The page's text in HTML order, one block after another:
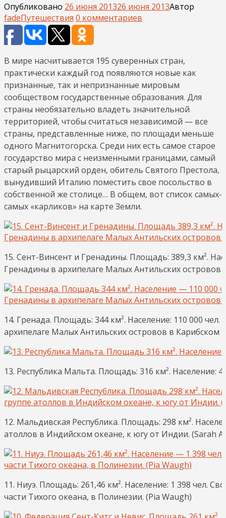
Опубликовано 26 июня 201326 июня 2013Автор
fadeПутешествия 0 комментариев
В мире насчитывается 195 суверенных стран,
практически каждый год появляются новые как
признанные, так и непризнанные мировым
сообществом государственные образования. Для
страны необязательно владеть значительной
территорией, чтобы считаться независимой — все
страны, представленные ниже, по площади меньше
одного Магнитогорска. Среди них есть самое старое
государство мира с неизменными границами, самый
старый рыцарский орден, обитель Святого Престола,
вынудивший Италию поместить свое посольство в
собственной же столице… В общем, вот список самых-
самых «карликов» на карте Земли.
15. Сент-Винсент и Гренадины. Площадь: 389,3 км².
Гренадины в архипелаге Малых Антильских
14. Гренада. Площадь: 344 км². Население: 110 000
архипелаге Малых Антильских островов в Карибском
13. Республика Мальта. Площадь: 316 км². Население:
12. Мальдивская Республика. Площадь: 298 км².
атоллов в Индийском океане, к югу от Индии. (Sarah
11. Ниуэ. Площадь: 261,46 км². Население: 1 398 чел.
части Тихого океана, в Полинезии. (Pia Waugh)